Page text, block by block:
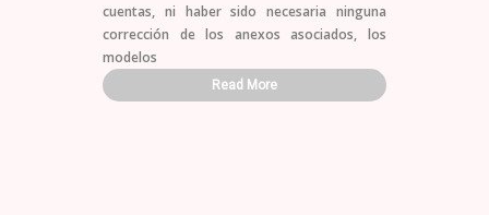
cuentas, ni haber sido necesaria ninguna
corrección de los anexos asociados, los
modelos
Read More